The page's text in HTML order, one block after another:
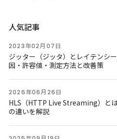
人気記事
2023年02月07日
ジッター（ジッタ）とレイテンシ
因・許容値・測定方法と改善策
2026年06月26日
HLS（HTTP Live Streaming）と
の違いを解説